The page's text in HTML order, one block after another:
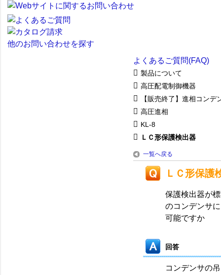
他のお問い合わせを探す
よくあるご質問(FAQ)
製品について
高圧配電制御機器
【販売終了】進相コンデ
高圧進相
KL-8
ＬＣ形保護検出器
一覧へ戻る
ＬＣ形保護
保護検出器が
のコンデンサ
可能ですか
回答
コンデンサの